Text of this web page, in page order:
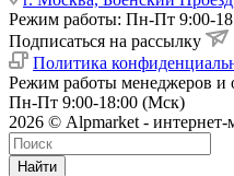
Режим работы: Пн-Пт 9:00-
Подписаться на рассылку
Политика
Режим работы менеджеров и
Пн-Пт 9:00-18:00 (Мск)
2026 © Alpmarket - интернет-
Найти